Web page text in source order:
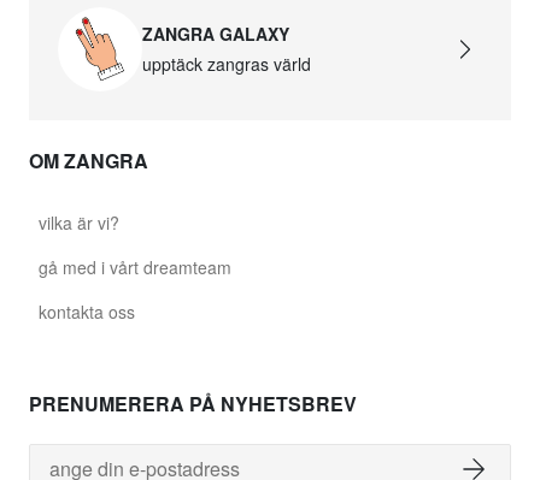
ZANGRA GALAXY
upptäck zangras värld
OM ZANGRA
vilka är vi?
gå med i vårt dreamteam
kontakta oss
PRENUMERERA PÅ NYHETSBREV